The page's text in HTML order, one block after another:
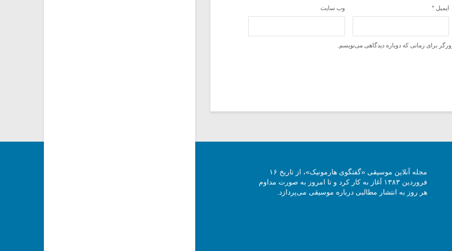
ایمیل * وب‌ سایت
برای زمانی که دوباره دیدگاهی می‌نویسم.
مجله آنلاین موسیقی «گفتگوی هارمونیک»، از تاریخ ۱۶
فروردین ۱۳۸۳ آغاز به کار کرد و تا امروز به صورت مداوم
هر روز به انتشار مطالبی درباره موسیقی می‌پردازد.